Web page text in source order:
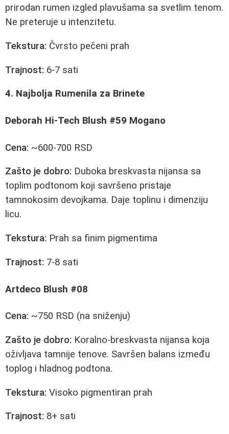
prirodan rumen izgled plavušama sa svetlim tenom.
Ne preteruje u intenzitetu.
Tekstura: Čvrsto pečeni prah
Trajnost: 6-7 sati
4. Najbolja Rumenila za Brinete
Deborah Hi-Tech Blush #59 Mogano
Cena: ~600-700 RSD
Zašto je dobro: Duboka breskvasta nijansa sa
toplim podtonom koji savršeno pristaje
tamnokosim devojkama. Daje toplinu i dimenziju
licu.
Tekstura: Prah sa finim pigmentima
Trajnost: 7-8 sati
Artdeco Blush #08
Cena: ~750 RSD (na sniženju)
Zašto je dobro: Koralno-breskvasta nijansa koja
oživljava tamnije tenove. Savršen balans između
toplog i hladnog podtona.
Tekstura: Visoko pigmentiran prah
Trajnost: 8+ sati